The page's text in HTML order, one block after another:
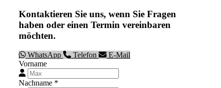
Kontaktieren Sie uns, wenn Sie Fragen
haben oder einen Termin vereinbaren
möchten.
WhatsApp Telefon
E-Mail
Vorname
Nachname *